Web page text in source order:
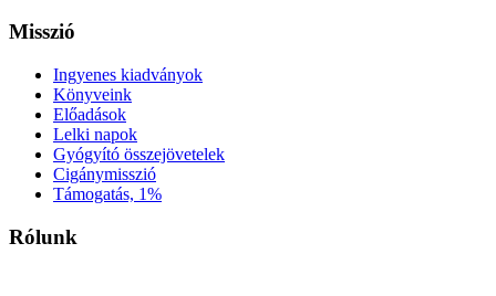
Misszió
Ingyenes kiadványok
Könyveink
Előadások
Lelki napok
Gyógyító összejövetelek
Cigánymisszió
Támogatás, 1%
Rólunk